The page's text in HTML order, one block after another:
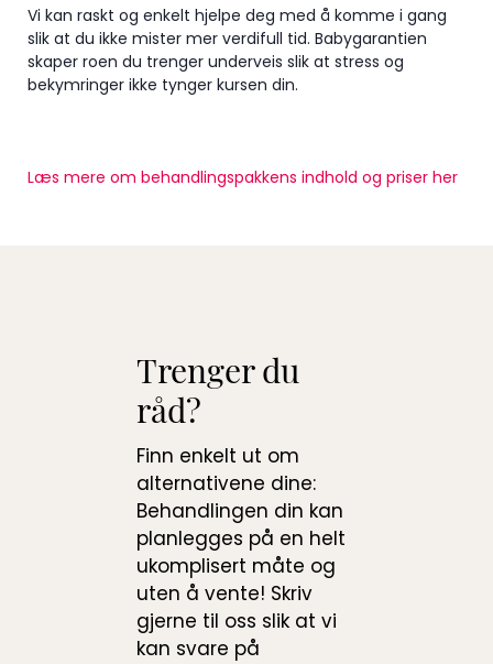
Vi kan raskt og enkelt hjelpe deg med å komme i gang
slik at du ikke mister mer verdifull tid. Babygarantien
skaper roen du trenger underveis slik at stress og
bekymringer ikke tynger kursen din.
Læs mere om behandlingspakkens indhold og priser her
Trenger du
råd?
Finn enkelt ut om
alternativene dine:
Behandlingen din kan
planlegges på en helt
ukomplisert måte og
uten å vente! Skriv
gjerne til oss slik at vi
kan svare på